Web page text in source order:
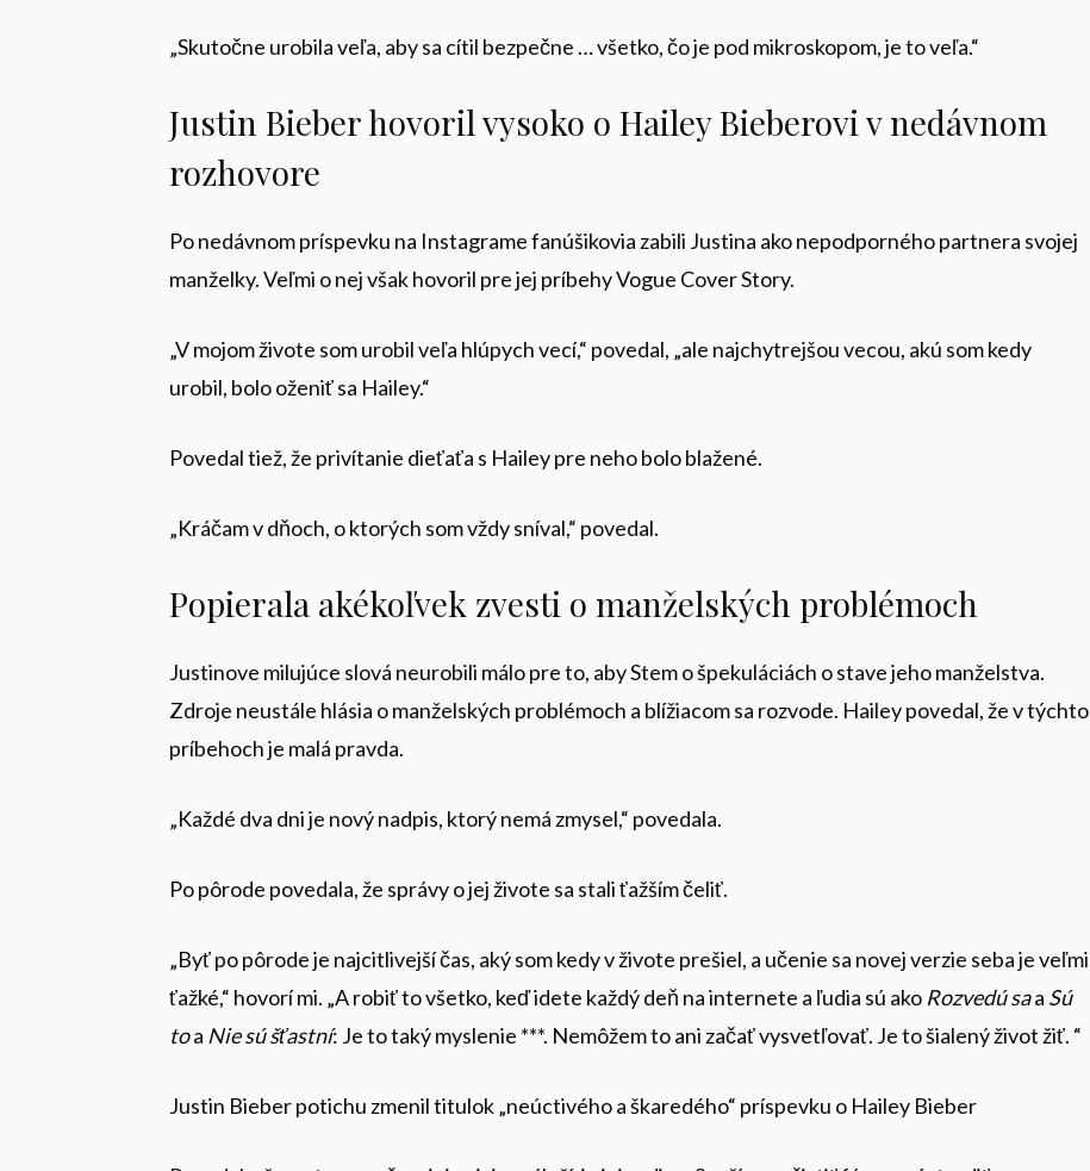
„Skutočne urobila veľa, aby sa cítil bezpečne … všetko, čo je pod mikroskopom, je to veľa.“
Justin Bieber hovoril vysoko o Hailey Bieberovi v nedávnom
rozhovore
Po nedávnom príspevku na Instagrame fanúšikovia zabili Justina ako nepodporného partnera svojej
manželky. Veľmi o nej však hovoril pre jej príbehy Vogue Cover Story.
„V mojom živote som urobil veľa hlúpych vecí,“ povedal, „ale najchytrejšou vecou, ​​akú som kedy
urobil, bolo oženiť sa Hailey.“
Povedal tiež, že privítanie dieťaťa s Hailey pre neho bolo blažené.
„Kráčam v dňoch, o ktorých som vždy sníval,“ povedal.
Popierala akékoľvek zvesti o manželských problémoch
Justinove milujúce slová neurobili málo pre to, aby Stem o špekuláciách o stave jeho manželstva.
Zdroje neustále hlásia o manželských problémoch a blížiacom sa rozvode. Hailey povedal, že v týchto
príbehoch je malá pravda.
„Každé dva dni je nový nadpis, ktorý nemá zmysel,“ povedala.
Po pôrode povedala, že správy o jej živote sa stali ťažším čeliť.
„Byť po pôrode je najcitlivejší čas, aký som kedy v živote prešiel, a učenie sa novej verzie seba je veľmi
ťažké,“ hovorí mi. „A robiť to všetko, keď idete každý deň na internete a ľudia sú ako Rozvedú saa Sú
toa Nie sú šťastní: Je to taký myslenie ***. Nemôžem to ani začať vysvetľovať. Je to šialený život žiť. “
Justin Bieber potichu zmenil titulok „neúctivého a škaredého“ príspevku o Hailey Bieber